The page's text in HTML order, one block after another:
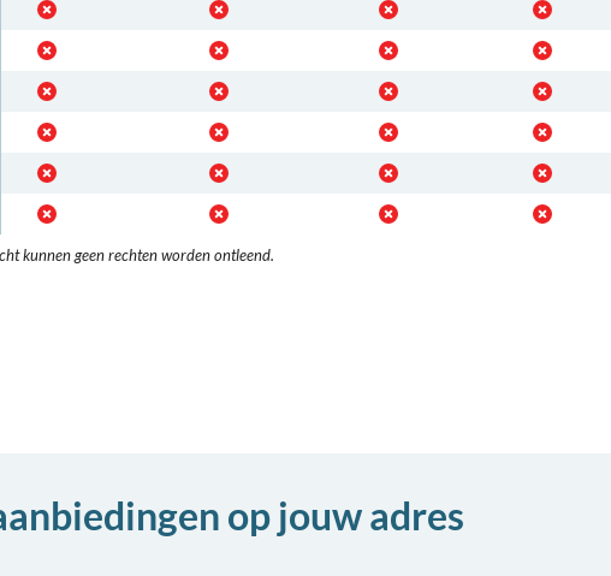
kunnen geen rechten worden ontleend.
op jouw adres